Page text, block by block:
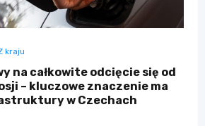
kraju
na całkowite odcięcie się od
– kluczowe znaczenie ma
w Czechach